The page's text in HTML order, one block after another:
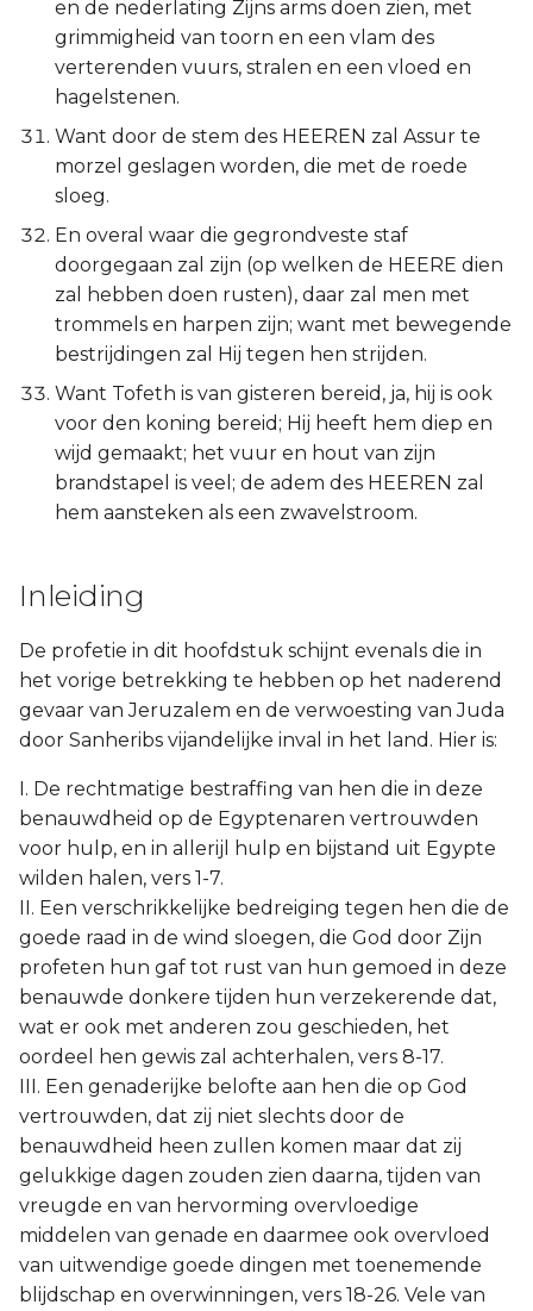
en de nederlating Zijns arms doen zien, met
grimmigheid van toorn en een vlam des
verterenden vuurs, stralen en een vloed en
hagelstenen.
Want door de stem des HEEREN zal Assur te
morzel geslagen worden, die met de roede
sloeg.
En overal waar die gegrondveste staf
doorgegaan zal zijn (op welken de HEERE dien
zal hebben doen rusten), daar zal men met
trommels en harpen zijn; want met bewegende
bestrijdingen zal Hij tegen hen strijden.
Want Tofeth is van gisteren bereid, ja, hij is ook
voor den koning bereid; Hij heeft hem diep en
wijd gemaakt; het vuur en hout van zijn
brandstapel is veel; de adem des HEEREN zal
hem aansteken als een zwavelstroom.
Inleiding
De profetie in dit hoofdstuk schijnt evenals die in
het vorige betrekking te hebben op het naderend
gevaar van Jeruzalem en de verwoesting van Juda
door Sanheribs vijandelijke inval in het land. Hier is:
I. De rechtmatige bestraffing van hen die in deze
benauwdheid op de Egyptenaren vertrouwden
voor hulp, en in allerijl hulp en bijstand uit Egypte
wilden halen, vers 1-7.
II. Een verschrikkelijke bedreiging tegen hen die de
goede raad in de wind sloegen, die God door Zijn
profeten hun gaf tot rust van hun gemoed in deze
benauwde donkere tijden hun verzekerende dat,
wat er ook met anderen zou geschieden, het
oordeel hen gewis zal achterhalen, vers 8-17.
III. Een genaderijke belofte aan hen die op God
vertrouwden, dat zij niet slechts door de
benauwdheid heen zullen komen maar dat zij
gelukkige dagen zouden zien daarna, tijden van
vreugde en van hervorming overvloedige
middelen van genade en daarmee ook overvloed
van uitwendige goede dingen met toenemende
blijdschap en overwinningen, vers 18-26. Vele van